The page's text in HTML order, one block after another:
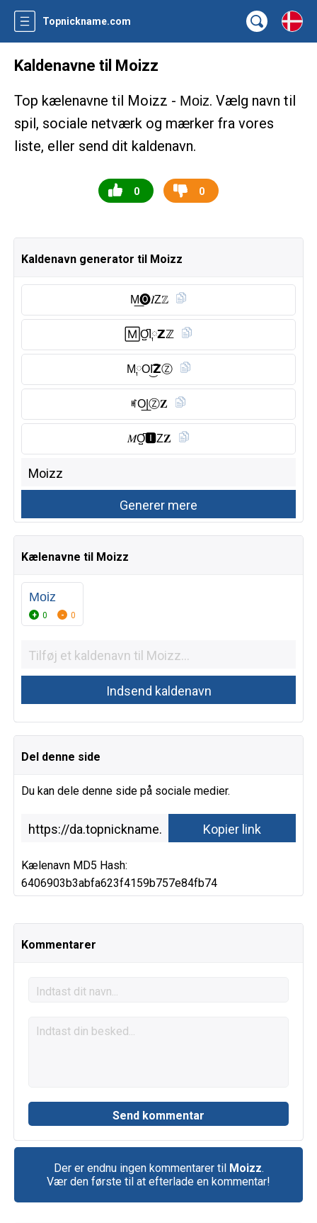
Topnickname.com
Kaldenavne til Moizz
Top kælenavne til Moizz - Moiz. Vælg navn til
spil, sociale netværk og mærker fra vores
liste, eller send dit kaldenavn.
0 0
Kaldenavn generator til Moizz
M͟🅞︎𝐼Zℤ
🄼O̺͆I༙𝗭ℤ
M༙OI͜͡𝗭Ⓩ︎
ꎭO͟|Ⓩ︎𝐙
𝑀O̺͆🅸︎Z𝐙
Kælenavne til Moizz
Moiz
0 0
Del denne side
Du kan dele denne side på sociale medier.
Kælenavn MD5 Hash:
6406903b3abfa623f4159b757e84fb74
Kommentarer
Der er endnu ingen kommentarer til Moizz.
Vær den første til at efterlade en kommentar!